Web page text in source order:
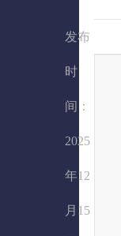
发布
时
间：
2025
年12
月15